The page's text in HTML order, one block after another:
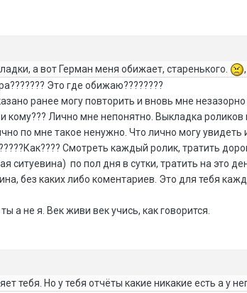
а вот Герман меня обижает, старенького.
Это где обижаю????????
ранее могу повторить и вновь мне
кому??? Лично мне непонятно. Выкладка
по мне такое ненужно. Что лично могу
Смотреть каждый ролик, тратить
ситуевина) по пол дня в сутки, тратить на это
без каких либо коментариев. Это для тебя
а не я. Век живи век учись, как говорится.
тебя. Но у тебя отчёты какие никакие есть а у